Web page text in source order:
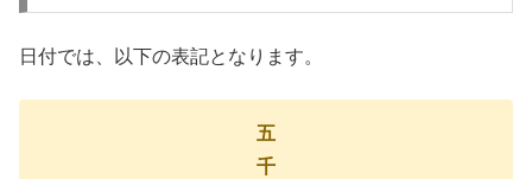
日付では、以下の表記となります。
五
千